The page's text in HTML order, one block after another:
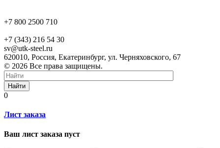
+7 800 2500 710
+7 (343) 216 54 30
sv@utk-steel.ru
620010, Россия, Екатеринбург, ул. Черняховского, 67
© 2026 Все права защищены.
Найти
0
Лист заказа
Ваш лист заказа пуст